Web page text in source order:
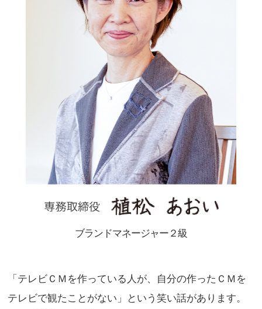
ブランドマネージャー２級
「テレビＣＭを作っている人が、自分の作ったＣＭを
テレビで観たことがない」という笑い話があります。